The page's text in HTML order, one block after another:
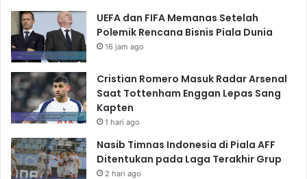
UEFA dan FIFA Memanas Setelah
Polemik Rencana Bisnis Piala Dunia
16 jam ago
Cristian Romero Masuk Radar Arsenal
Saat Tottenham Enggan Lepas Sang
Kapten
1 hari ago
Nasib Timnas Indonesia di Piala AFF
Ditentukan pada Laga Terakhir Grup
2 hari ago